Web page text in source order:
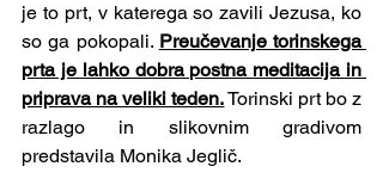
je to prt, v katerega so zavili Jezusa, ko
so ga pokopali. Preučevanje torinskega
prta je lahko dobra postna meditacija in
priprava na veliki teden. Torinski prt bo z
razlago in slikovnim gradivom
predstavila Monika Jeglič.